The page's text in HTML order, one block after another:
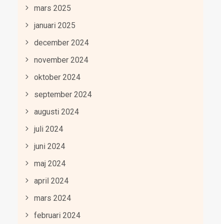
mars 2025
januari 2025
december 2024
november 2024
oktober 2024
september 2024
augusti 2024
juli 2024
juni 2024
maj 2024
april 2024
mars 2024
februari 2024